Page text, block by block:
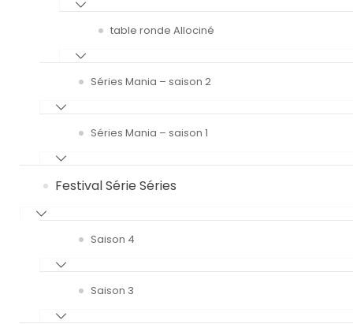
table ronde Allociné
Séries Mania – saison 2
Séries Mania – saison 1
Festival Série Séries
Saison 4
Saison 3